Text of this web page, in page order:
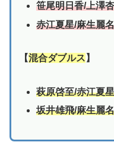
笹尾明日香/上澤
赤江夏星/麻生麗名
【混合ダブルス 】
萩原啓至/赤江夏
坂井雄飛/麻生麗